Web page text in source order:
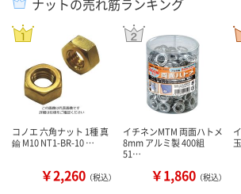
ナットの売れ筋ランキング
コノエ 六角ナット 1種 真
鍮 M10 NT1-BR-10 …
￥2,260 （税込）
イチネンMTM 両面ハトメ
8mm アルミ製 400組
51…
￥1,860 （税込）